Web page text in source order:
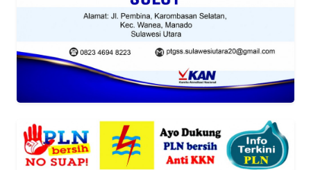
KARIR
DISCLAIMER
Wahana
News
Regional